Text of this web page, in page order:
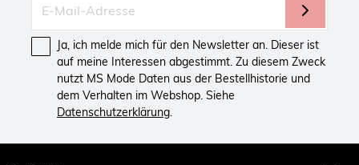
Ja, ich melde mich für den Newsletter an. Dieser ist
auf meine Interessen abgestimmt. Zu diesem Zweck
nutzt MS Mode Daten aus der Bestellhistorie und
dem Verhalten im Webshop. Siehe
Datenschutzerklärung.